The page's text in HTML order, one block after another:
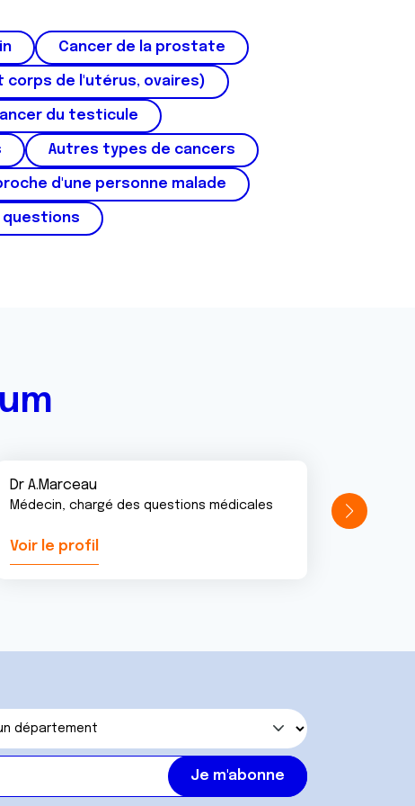
Cancer de la prostate
corps de l'utérus, ovaires)
du testicule
Autres types de cancers
d'une personne malade
Dr A.Marceau
Médecin, chargé des questions médicales
Voir le profil